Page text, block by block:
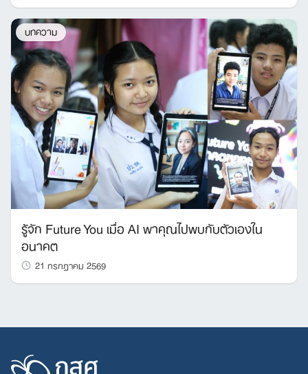
บทความ
รู้จัก Future You เมื่อ AI พาคุณไปพบกับตัวเองใน
อนาคต
21 กรกฎาคม 2569